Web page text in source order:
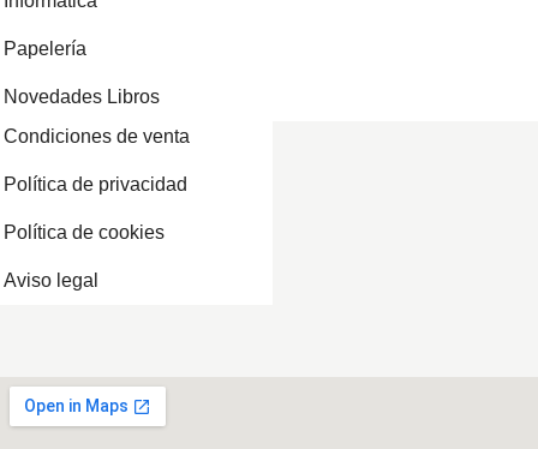
Papelería
Novedades Libros
Condiciones de venta
Política de privacidad
Política de cookies
Aviso legal